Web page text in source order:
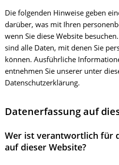
Die folgenden Hinweise geben
darüber, was mit Ihren
wenn Sie diese Website
sind alle Daten, mit denen Sie
können. Ausführliche
entnehmen Sie unserer unter
Datenschutzerklärung.
Datenerfassung auf
Wer ist verantwortlich für
auf dieser Website?